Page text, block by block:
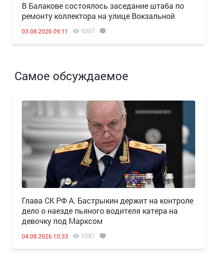
В Балакове состоялось заседание штаба по
ремонту коллектора на улице Вокзальной
03.08.2026 09:11 6307
Самое обсуждаемое
Глава СК РФ А. Бастрыкин держит на контроле
дело о наезде пьяного водителя катера на
девочку под Марксом
04.08.2026 10:33 5581